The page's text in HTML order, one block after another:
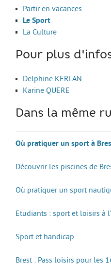
Mon corps, mon identité
Amour et sexualité
Mal-être
Victime de violences
About us
Guide Jeunes
Projets internationaux
Nous contacter
Partir en vacances
Le Sport
La Culture
Pour plus
Delphine KERLAN
Karine QUERE
Dans la même
Où pratiquer un sport à
Découvrir les piscines de
Où pratiquer un sport
Etudiants : sport et loisirs à
Sport et handicap
Brest : Pass loisirs pour les